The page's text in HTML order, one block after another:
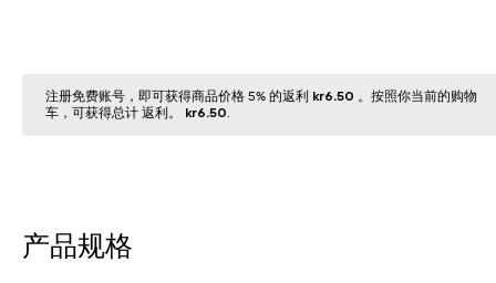
注册免费账号，即可获得商品价格 5% 的返利 kr6.50 。按照你当前的购物
⻋，可获得总计 返利。
kr6.50.
产品规格